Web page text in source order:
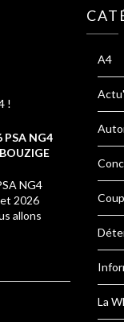
!
PSA NG4
NG4
2026
allons
A4
La